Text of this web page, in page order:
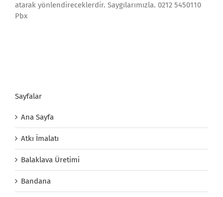
atarak yönlendireceklerdir. Saygılarımızla. 0212 5450110
Pbx
Sayfalar
Ana Sayfa
Atkı İmalatı
Balaklava Üretimi
Bandana